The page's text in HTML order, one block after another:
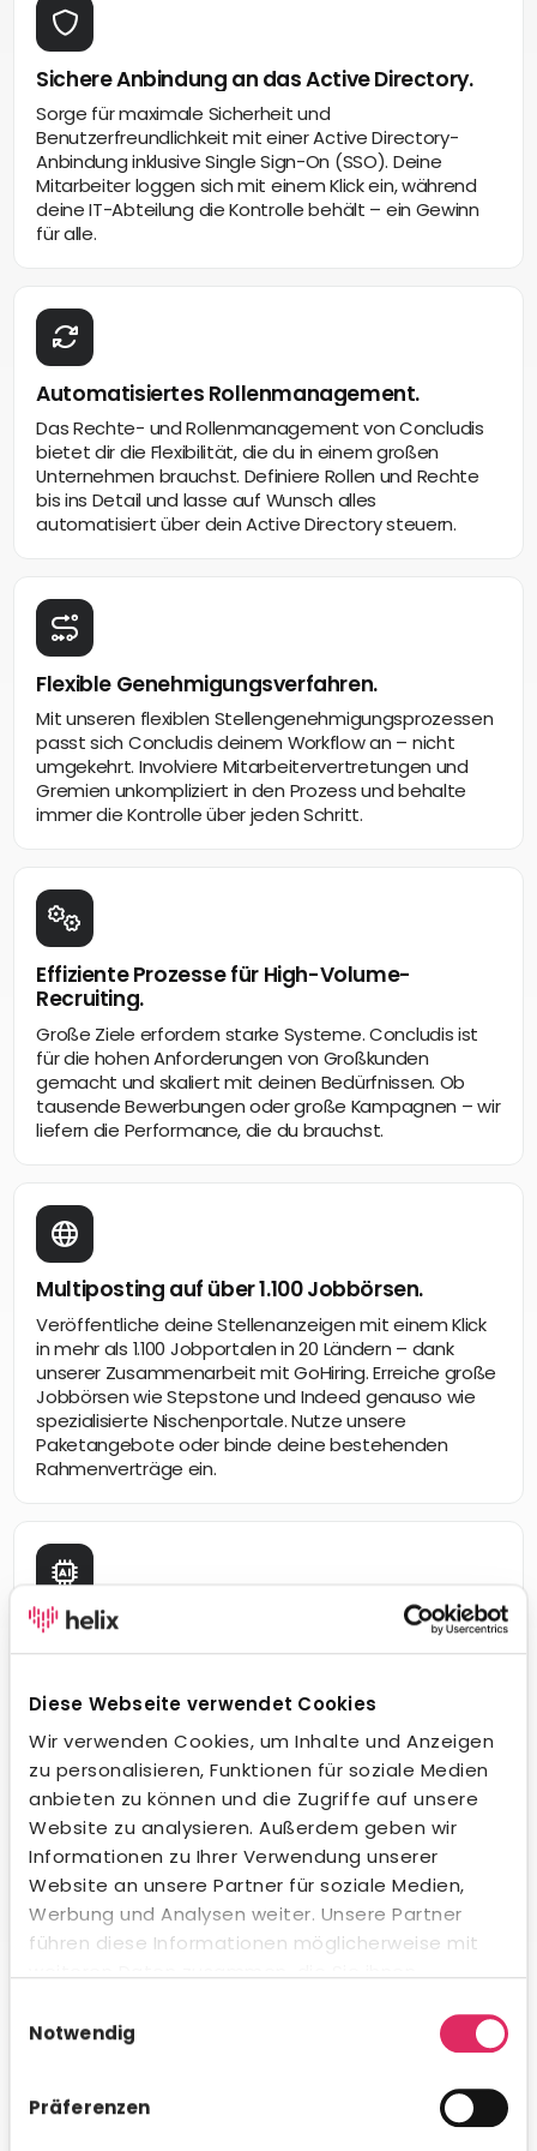
Diese Webseite verwendet Cookies
Wir verwenden Cookies, um Inhalte und Anzeigen
zu personalisieren, Funktionen für soziale Medien
anbieten zu können und die Zugriffe auf unsere
Website zu analysieren. Außerdem geben wir
Informationen zu Ihrer Verwendung unserer
Website an unsere Partner für soziale Medien,
Werbung und Analysen weiter. Unsere Partner
führen diese Informationen möglicherweise mit
weiteren Daten zusammen, die Sie ihnen
Nutzung der Dienste gesammelt haben.
Notwendig
Präferenzen
Sichere Anbindung an das Active Directory.
Sorge für maximale Sicherheit und
Benutzerfreundlichkeit mit einer Active Directory-
Anbindung inklusive Single Sign-On (SSO). Deine
Mitarbeiter loggen sich mit einem Klick ein, während
deine IT-Abteilung die Kontrolle behält – ein Gewinn
für alle.
Automatisiertes Rollenmanagement.
Das Rechte- und Rollenmanagement von Concludis
bietet dir die Flexibilität, die du in einem großen
Unternehmen brauchst. Definiere Rollen und Rechte
bis ins Detail und lasse auf Wunsch alles
automatisiert über dein Active Directory steuern.
Flexible Genehmigungsverfahren.
Mit unseren flexiblen Stellengenehmigungsprozessen
passt sich Concludis deinem Workflow an – nicht
umgekehrt. Involviere Mitarbeitervertretungen und
Gremien unkompliziert in den Prozess und behalte
immer die Kontrolle über jeden Schritt.
Effiziente Prozesse für High-Volume-
Recruiting.
Große Ziele erfordern starke Systeme. Concludis ist
für die hohen Anforderungen von Großkunden
gemacht und skaliert mit deinen Bedürfnissen. Ob
tausende Bewerbungen oder große Kampagnen – wir
liefern die Performance, die du brauchst.
Multiposting auf über 1.100 Jobbörsen.
Veröffentliche deine Stellenanzeigen mit einem Klick
in mehr als 1.100 Jobportalen in 20 Ländern – dank
unserer Zusammenarbeit mit GoHiring. Erreiche große
Jobbörsen wie Stepstone und Indeed genauso wie
spezialisierte Nischenportale. Nutze unsere
Paketangebote oder binde deine bestehenden
Rahmenverträge ein.
Wegweisende KI-Integration.
Posts und in der Kommunikation mit Bewerbern – in
jeder Sprache und jedem Ton. Natürlich
datenschutzkonform und innerhalb gesetzlicher
Vorgaben. Auch beim Kandidaten-Matching
profitierst du von intelligenter Unterstützung.
Auswertungen direkt in Concludis – oder integriere die
Daten via API in deine bestehenden BI-Tools für
genau dann verfügbar, wenn du es brauchst.